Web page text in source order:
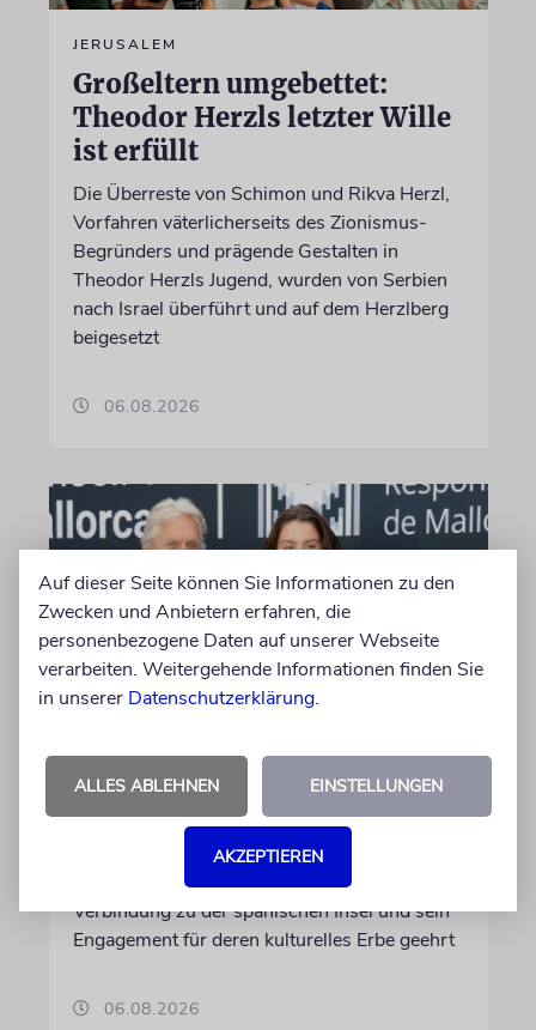
JERUSALEM
Großeltern umgebettet:
Theodor Herzls letzter Wille
ist erfüllt
Die Überreste von Schimon und Rikva Herzl,
Vorfahren väterlicherseits des Zionismus-
Begründers und prägende Gestalten in
Theodor Herzls Jugend, wurden von Serbien
nach Israel überführt und auf dem Herzlberg
beigesetzt
06.08.2026
Michael Douglas ist
Ehrenbotschafter Mallorcas
Der Hollywood-Star mit jüdischem
Familienhintergrund wird für seine enge
Verbindung zu der spanischen Insel und sein
Engagement für deren kulturelles Erbe geehrt
06.08.2026
Auf dieser Seite können Sie Informationen zu den
Zwecken und Anbietern erfahren, die
personenbezogene Daten auf unserer Webseite
verarbeiten. Weitergehende Informationen finden Sie
in unserer Datenschutzerklärung.
ALLES ABLEHNEN EINSTELLUNGEN
AKZEPTIEREN